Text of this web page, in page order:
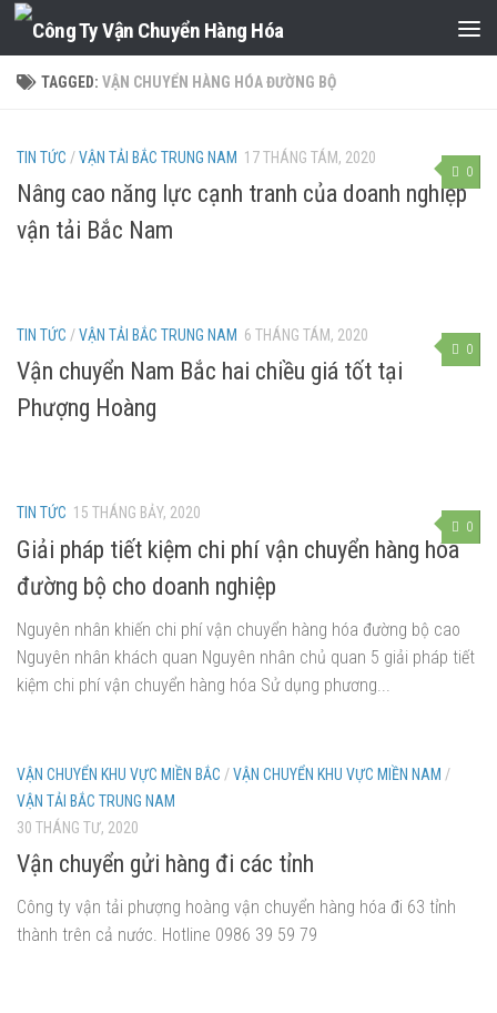
Skip to content
TAGGED: VẬN CHUYỂN HÀNG HÓA ĐƯỜNG BỘ
0
TIN TỨC /VẬN TẢI BẮC TRUNG NAM 17 THÁNG TÁM, 2020
Nâng cao năng lực cạnh tranh của doanh nghiệp
vận tải Bắc Nam
0
TIN TỨC /VẬN TẢI BẮC TRUNG NAM 6 THÁNG TÁM, 2020
Vận chuyển Nam Bắc hai chiều giá tốt tại
Phượng Hoàng
0
TIN TỨC 15 THÁNG BẢY, 2020
Giải pháp tiết kiệm chi phí vận chuyển hàng hóa
đường bộ cho doanh nghiệp
Nguyên nhân khiến chi phí vận chuyển hàng hóa đường bộ cao
Nguyên nhân khách quan Nguyên nhân chủ quan 5 giải pháp tiết
kiệm chi phí vận chuyển hàng hóa Sử dụng phương...
VẬN CHUYỂN KHU VỰC MIỀN BẮC /VẬN CHUYỂN KHU VỰC MIỀN NAM /
VẬN TẢI BẮC TRUNG NAM
30 THÁNG TƯ, 2020
Vận chuyển gửi hàng đi các tỉnh
Công ty vận tải phượng hoàng vận chuyển hàng hóa đi 63 tỉnh
thành trên cả nước. Hotline 0986 39 59 79